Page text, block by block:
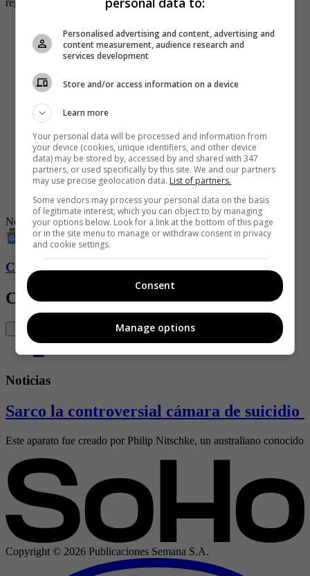
en Bogotá, un hombre detuvo su vehículo y abandonó
a una mujer de 26 años que se encontraba inconsciente.
Las autoridades buscan a este conductor.
Más enhttps://t.co/yqNEZK7rZ3
pic.twitter.com/6Oj6SKPAy5
— Noticias Caracol (@NoticiasCaracol)
2023
-Brutal agresión a ladrón de una moto queda registrada en
video
-Video: mientras capturaban a delincuente perrito pasó y lo
orinó
NoticiasNoticias hoyRevista SoHo
Conozca más de Soho aquí
Contenido Relacionado
Noticias
Sarco la controversial cámara de suicidio
Este aparato fue creado por Philip Nitschke, un australiano conocido
Copyright © 2026 Publicaciones Semana S.A.
Personalised advertising and content, advertising and
content measurement, audience research and
services development
Store and/or access information on a device
Learn more
Your personal data will be processed and information from
your device (cookies, unique identifiers, and other device
data) may be stored by, accessed by and shared with 347
partners, or used specifically by this site. We and our partners
may use precise geolocation data. List of partners.
Some vendors may process your personal data on the basis
of legitimate interest, which you can object to by managing
your options below. Look for a link at the bottom of this page
or in the site menu to manage or withdraw consent in privacy
and cookie settings.
Consent
Manage options